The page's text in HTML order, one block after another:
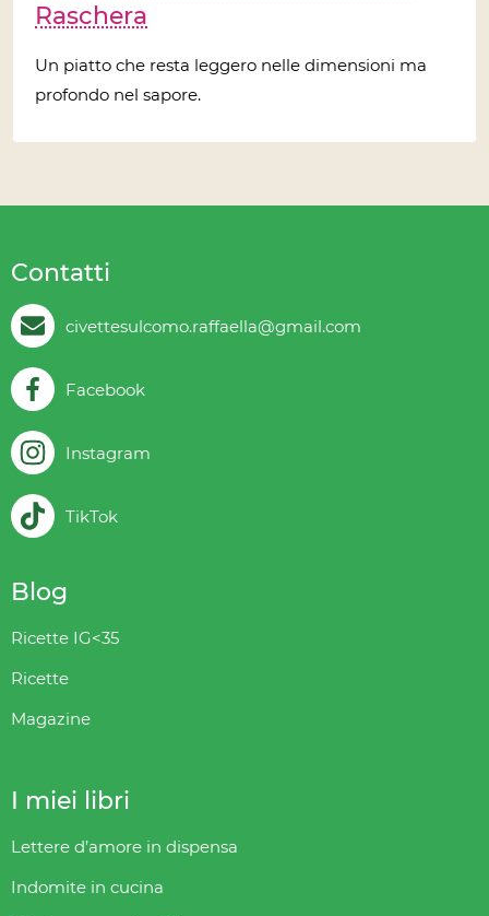
Raschera
Un piatto che resta leggero nelle dimensioni ma
profondo nel sapore.
Contatti
civettesulcomo.raffaella@gmail.com
Facebook
Instagram
TikTok
Blog
Ricette IG<35
Ricette
Magazine
I miei libri
Lettere d’amore in dispensa
Indomite in cucina